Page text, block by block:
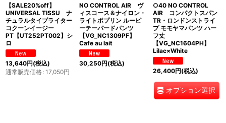
【SALE20%off】
UNIVERSAL TISSU ナ
チュラルタイプライター
コクーンイージー
PT【UT252PT002】シ
ロ
13,640円(税込)
通常販売価格: 17,050円
NO CONTROL AIR ヴ
ィスコース＆ナイロン・
ライトポプリン ルーピ
ーテーパードパンツ
【VG_NC1309PF】
Cafe au lait
30,250円(税込)
○40 NO CONTROL
AIR コンパクトスパン
TR・ロンドンストライ
プ モモヤマパンツ ハー
フ丈
【VG_NC1604PH】
Lilac×White
26,400円(税込)
オプション選択